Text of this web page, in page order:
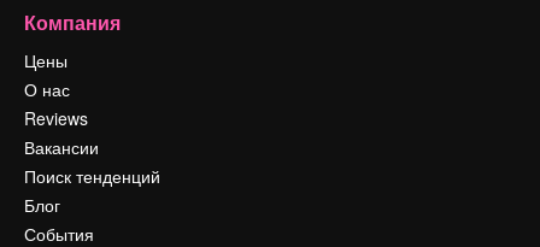
Компания
Цены
О нас
Reviews
Вакансии
Поиск тенденций
Блог
События